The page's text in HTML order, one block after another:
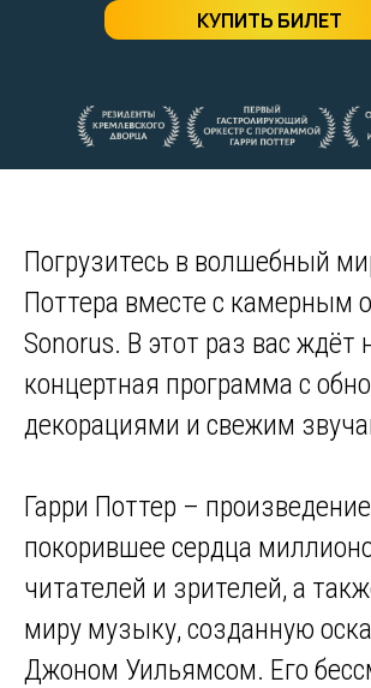
КУПИТЬ БИЛЕТ
Погрузитесь в волшебный
Поттера вместе с камерным
Sonorus. В этот раз вас ждёт
концертная программа с
декорациями и свежим
Гарри Поттер –
покорившее сердца
читателей и зрителей, а
миру музыку, созданную
Джоном Уильямсом. Его